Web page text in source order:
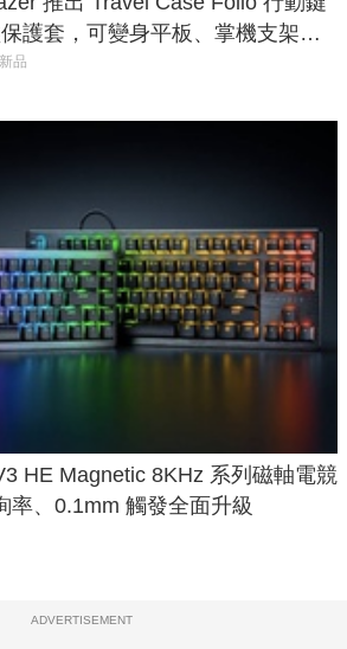
護套，可變身平板、掌機支架，
2,090 元
品
HE Magnetic 8KHz 系列磁軸電競
率、0.1mm 觸發全面升級
ADVERTISEMENT